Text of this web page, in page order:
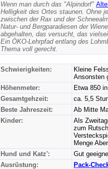
Wenn man durch das "Alpindorf"
Helligkeit des Ortes staunen. Ohne
zwischen der Rax und der
Natur- und Bergparadiesen der
abgehalten, das versucht, das
Ein ÖKO-Lehrpfad entlang des
Thema voll gerecht.
Schwierigkeiten:
Kleine
Ansonsten
Höhenmeter:
Etwa 850
Gesamtgehzeit:
ca. 5,5
Beste Jahreszeit:
Ab Mitte
Kinder:
Als
zum
Menge
Hund und Katz':
Gut
Ausrüstung:
Pack-